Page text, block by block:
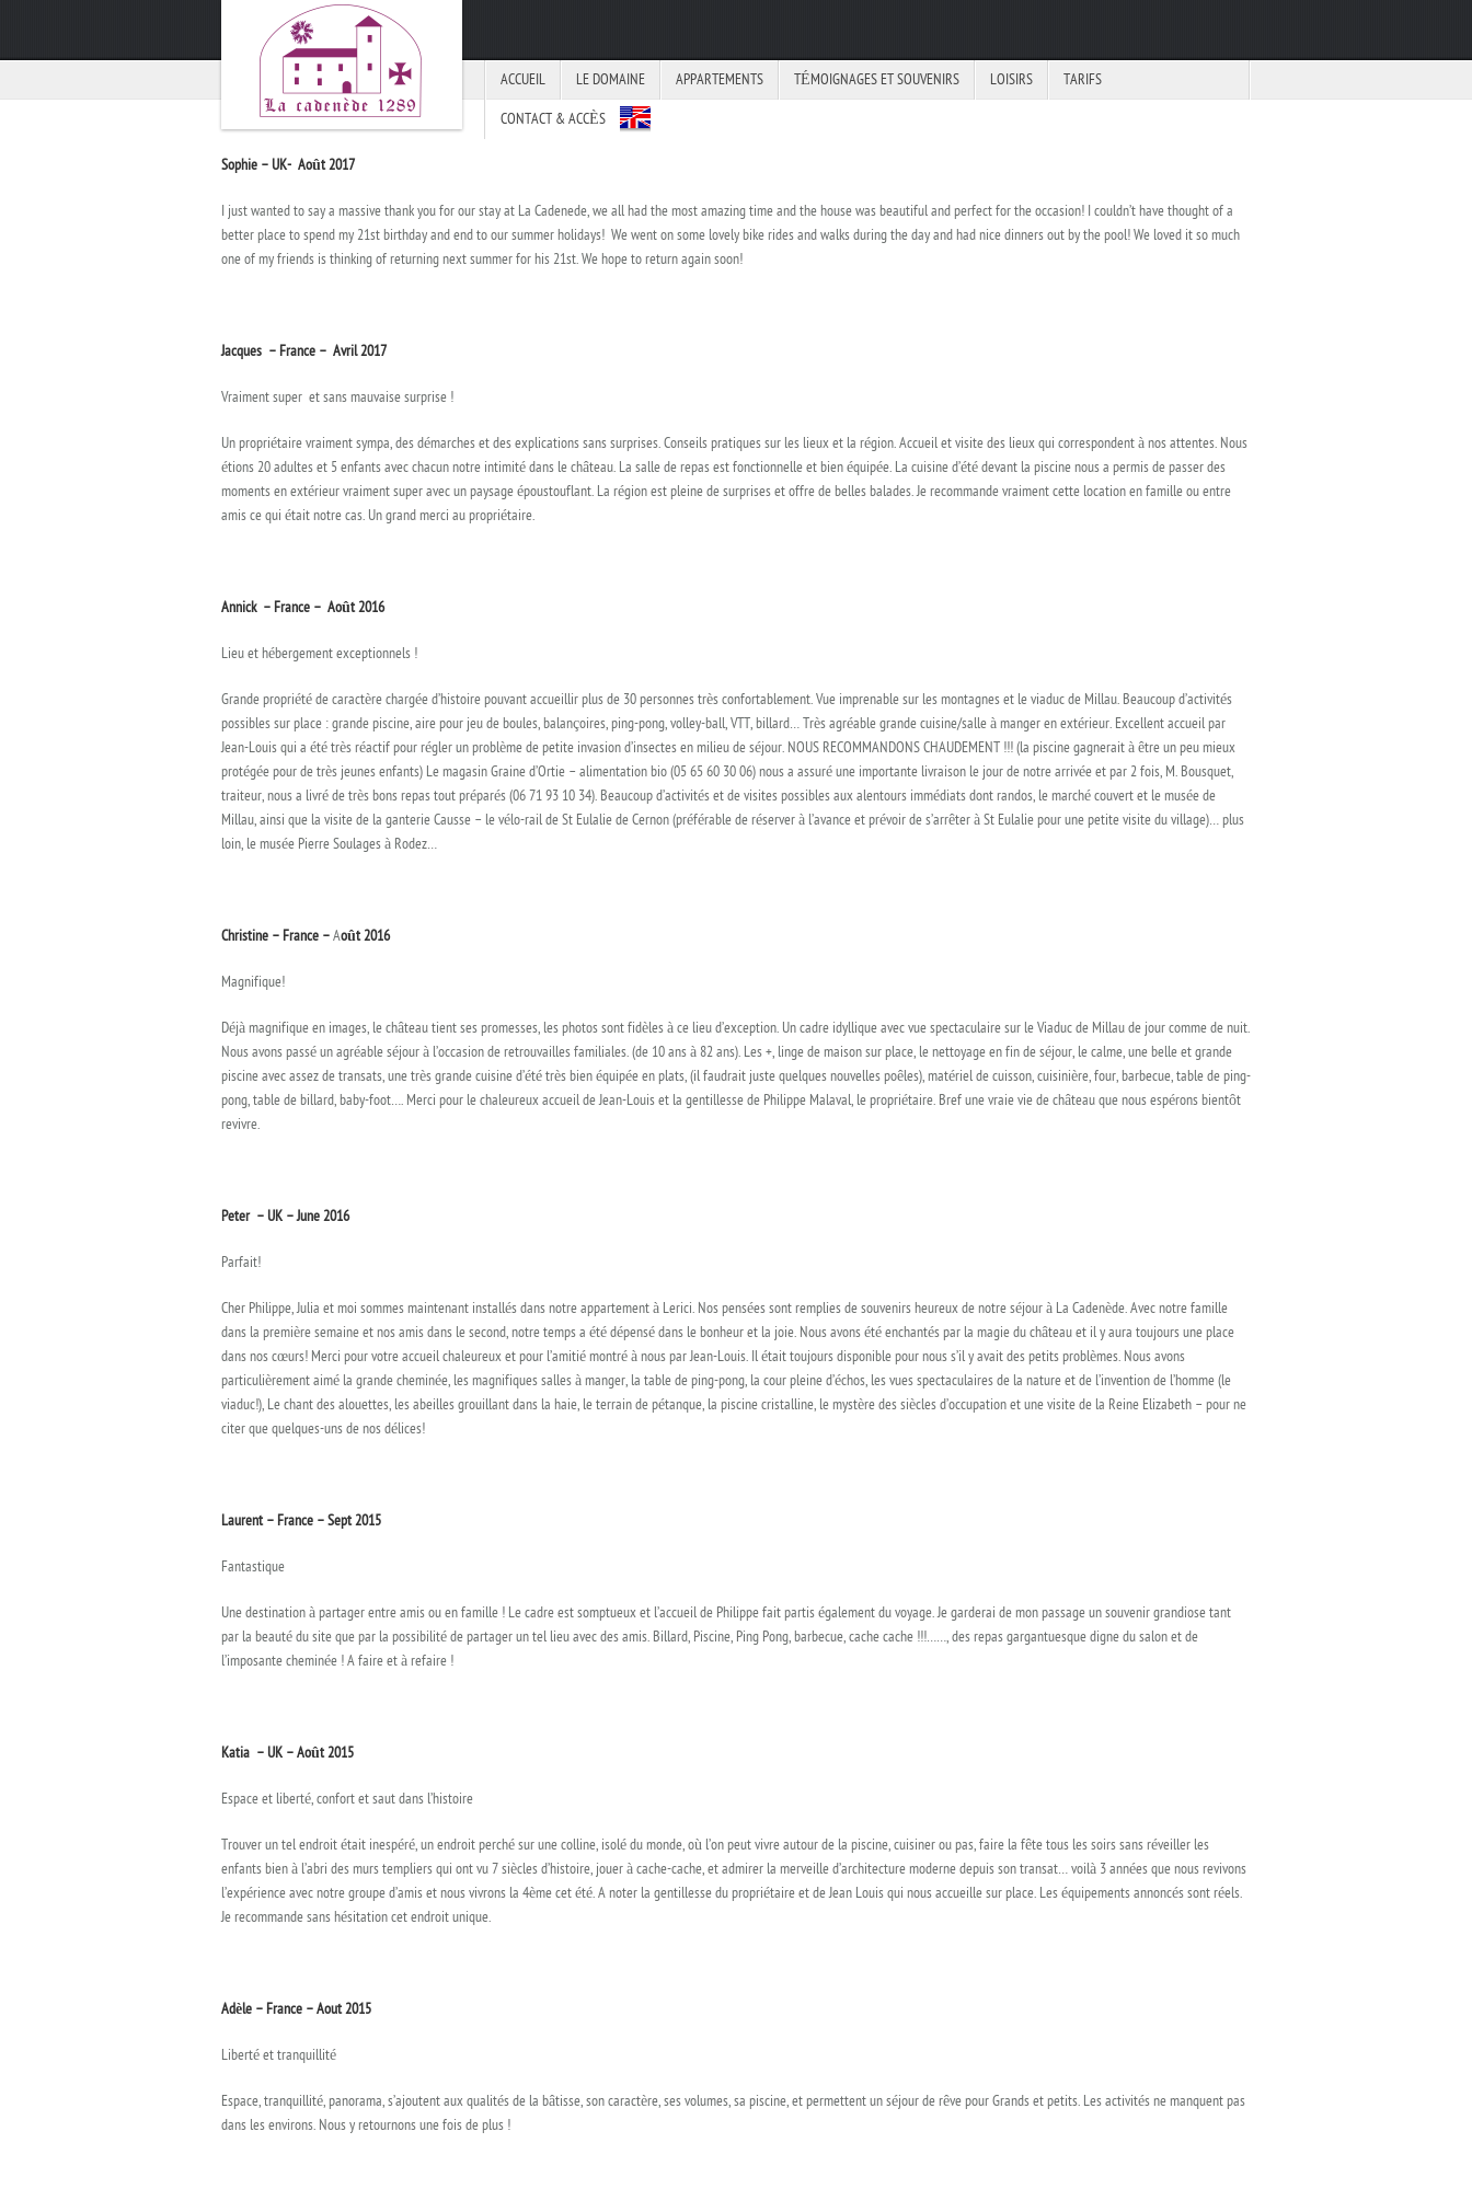
ACCUEIL LE DOMAINE APPARTEMENTS TÉMOIGNAGES ET SOUVENIRS LOISIRS TARIFS
CONTACT & ACCÈS
Sophie – UK- Août 2017
I just wanted to say a massive thank you for our stay at La Cadenede, we all had the most amazing time and the house was beautiful and perfect for the occasion! I couldn’t have thought of a
better place to spend my 21st birthday and end to our summer holidays! We went on some lovely bike rides and walks during the day and had nice dinners out by the pool! We loved it so much
one of my friends is thinking of returning next summer for his 21st. We hope to return again soon!
Jacques – France – Avril 2017
Vraiment super et sans mauvaise surprise !
Un propriétaire vraiment sympa, des démarches et des explications sans surprises. Conseils pratiques sur les lieux et la région. Accueil et visite des lieux qui correspondent à nos attentes. Nous
étions 20 adultes et 5 enfants avec chacun notre intimité dans le château. La salle de repas est fonctionnelle et bien équipée. La cuisine d’été devant la piscine nous a permis de passer des
moments en extérieur vraiment super avec un paysage époustouflant. La région est pleine de surprises et offre de belles balades. Je recommande vraiment cette location en famille ou entre
amis ce qui était notre cas. Un grand merci au propriétaire.
Annick – France – Août 2016
Lieu et hébergement exceptionnels !
Grande propriété de caractère chargée d’histoire pouvant accueillir plus de 30 personnes très confortablement. Vue imprenable sur les montagnes et le viaduc de Millau. Beaucoup d’activités
possibles sur place : grande piscine, aire pour jeu de boules, balançoires, ping-pong, volley-ball, VTT, billard… Très agréable grande cuisine/salle à manger en extérieur. Excellent accueil par
Jean-Louis qui a été très réactif pour régler un problème de petite invasion d’insectes en milieu de séjour. NOUS RECOMMANDONS CHAUDEMENT !!! (la piscine gagnerait à être un peu mieux
protégée pour de très jeunes enfants) Le magasin Graine d’Ortie – alimentation bio (05 65 60 30 06) nous a assuré une importante livraison le jour de notre arrivée et par 2 fois, M. Bousquet,
traiteur, nous a livré de très bons repas tout préparés (06 71 93 10 34). Beaucoup d’activités et de visites possibles aux alentours immédiats dont randos, le marché couvert et le musée de
Millau, ainsi que la visite de la ganterie Causse – le vélo-rail de St Eulalie de Cernon (préférable de réserver à l’avance et prévoir de s’arrêter à St Eulalie pour une petite visite du village)… plus
loin, le musée Pierre Soulages à Rodez…
Christine – France –Août 2016
Magnifique!
Déjà magnifique en images, le château tient ses promesses, les photos sont fidèles à ce lieu d’exception. Un cadre idyllique avec vue spectaculaire sur le Viaduc de Millau de jour comme de nuit.
Nous avons passé un agréable séjour à l’occasion de retrouvailles familiales. (de 10 ans à 82 ans). Les +, linge de maison sur place, le nettoyage en fin de séjour, le calme, une belle et grande
piscine avec assez de transats, une très grande cuisine d’été très bien équipée en plats, (il faudrait juste quelques nouvelles poêles), matériel de cuisson, cuisinière, four, barbecue, table de ping-
pong, table de billard, baby-foot…. Merci pour le chaleureux accueil de Jean-Louis et la gentillesse de Philippe Malaval, le propriétaire. Bref une vraie vie de château que nous espérons bientôt
revivre.
Peter – UK – June 2016
Parfait!
Cher Philippe, Julia et moi sommes maintenant installés dans notre appartement à Lerici. Nos pensées sont remplies de souvenirs heureux de notre séjour à La Cadenède. Avec notre famille
dans la première semaine et nos amis dans le second, notre temps a été dépensé dans le bonheur et la joie. Nous avons été enchantés par la magie du château et il y aura toujours une place
dans nos cœurs! Merci pour votre accueil chaleureux et pour l’amitié montré à nous par Jean-Louis. Il était toujours disponible pour nous s’il y avait des petits problèmes. Nous avons
particulièrement aimé la grande cheminée, les magnifiques salles à manger, la table de ping-pong, la cour pleine d’échos, les vues spectaculaires de la nature et de l’invention de l’homme (le
viaduc!), Le chant des alouettes, les abeilles grouillant dans la haie, le terrain de pétanque, la piscine cristalline, le mystère des siècles d’occupation et une visite de la Reine Elizabeth – pour ne
citer que quelques-uns de nos délices!
Laurent – France – Sept 2015
Fantastique
Une destination à partager entre amis ou en famille ! Le cadre est somptueux et l’accueil de Philippe fait partis également du voyage. Je garderai de mon passage un souvenir grandiose tant
par la beauté du site que par la possibilité de partager un tel lieu avec des amis. Billard, Piscine, Ping Pong, barbecue, cache cache !!!……, des repas gargantuesque digne du salon et de
l’imposante cheminée ! A faire et à refaire !
Katia – UK – Août 2015
Espace et liberté, confort et saut dans l’histoire
Trouver un tel endroit était inespéré, un endroit perché sur une colline, isolé du monde, où l’on peut vivre autour de la piscine, cuisiner ou pas, faire la fête tous les soirs sans réveiller les
enfants bien à l’abri des murs templiers qui ont vu 7 siècles d’histoire, jouer à cache-cache, et admirer la merveille d’architecture moderne depuis son transat… voilà 3 années que nous revivons
l’expérience avec notre groupe d’amis et nous vivrons la 4ème cet été. A noter la gentillesse du propriétaire et de Jean Louis qui nous accueille sur place. Les équipements annoncés sont réels.
Je recommande sans hésitation cet endroit unique.
Adèle – France – Aout 2015
Liberté et tranquillité
Espace, tranquillité, panorama, s’ajoutent aux qualités de la bâtisse, son caractère, ses volumes, sa piscine, et permettent un séjour de rêve pour Grands et petits. Les activités ne manquent pas
dans les environs. Nous y retournons une fois de plus !